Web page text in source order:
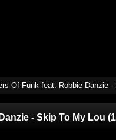
Of Funk feat. Robbie Danzie
- Skip To My Lou